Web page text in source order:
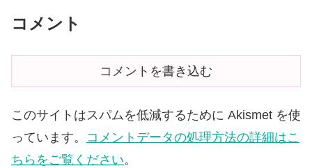
コメント
コメントを書き込む
このサイトはスパムを低減するために Akismet を使
っています。 コメントデータの処理方法の詳細はこ
ちらをご覧ください。